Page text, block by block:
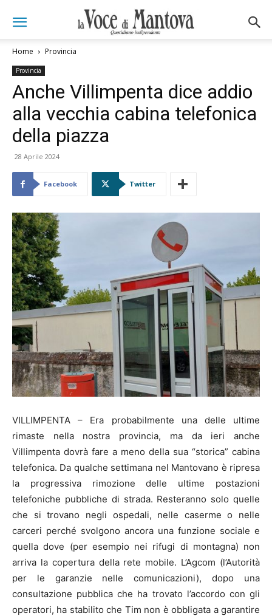
Home Provincia
Provincia
Anche Villimpenta dice addio
alla vecchia cabina telefonica
della piazza
28 Aprile 2024
Facebook Twitter
VILLIMPENTA – Era probabilmente una delle ultime
rimaste nella nostra provincia, ma da ieri anche
Villimpenta dovrà fare a meno della sua “storica” cabina
telefonica. Da qualche settimana nel Mantovano è ripresa
la progressiva rimozione delle ultime postazioni
telefoniche pubbliche di strada. Resteranno solo quelle
che si trovano negli ospedali, nelle caserme o nelle
carceri perché svolgono ancora una funzione sociale e
quella dove (per esempio nei rifugi di montagna) non
arriva la copertura della rete mobile. L’Agcom (l’Autorità
per le garanzie nelle comunicazioni), dopo una
consultazione pubblica che ha trovato l’accordo con gli
operatori, ha stabilito che Tim non è obbligata a garantire